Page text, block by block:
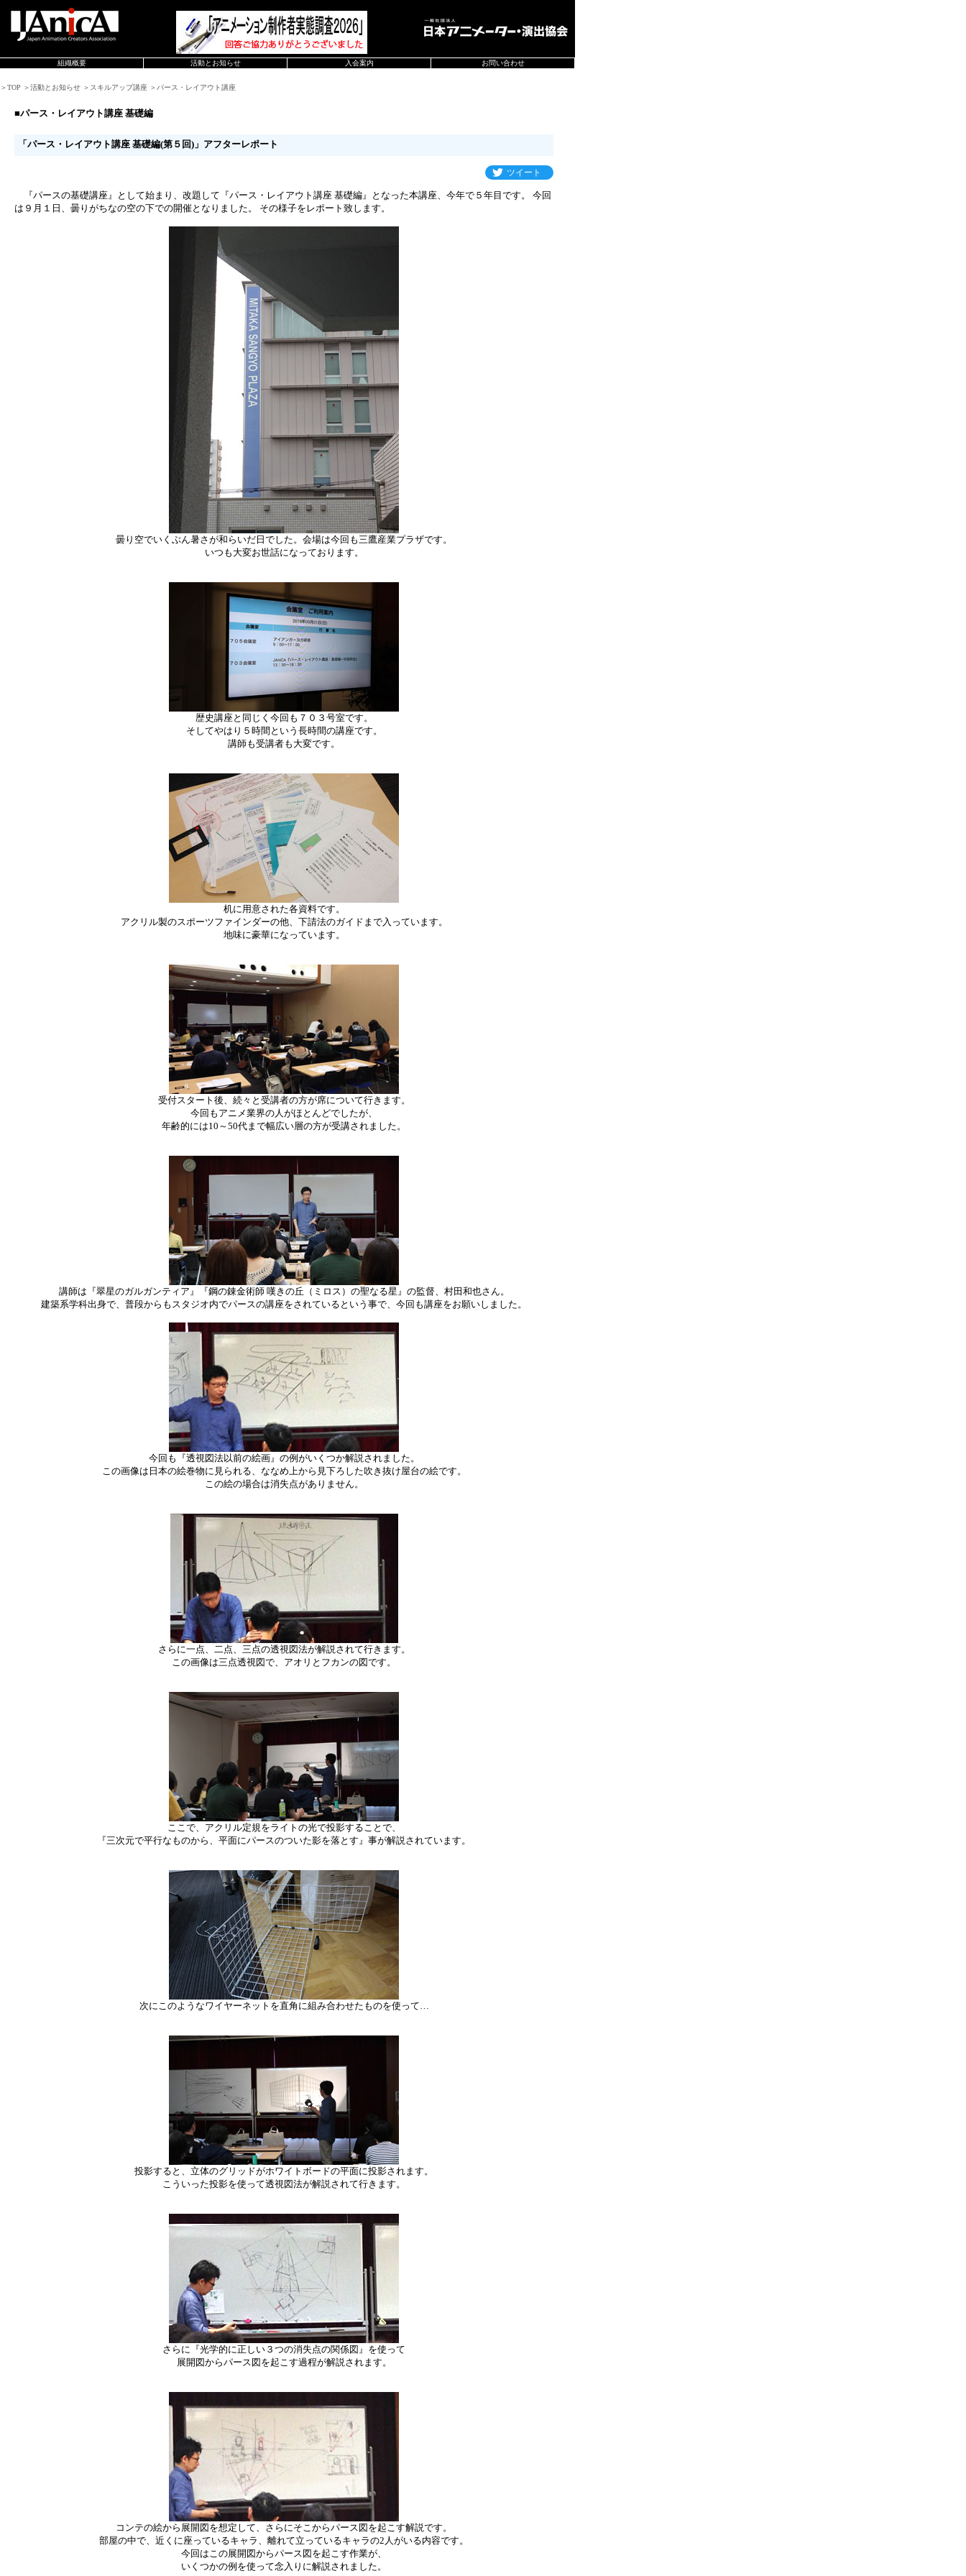
組織概要 活動とお知らせ 入会案内 お問い合わせ
＞TOP ＞活動とお知らせ ＞スキルアップ講座 ＞パース・レイアウト講座
■パース・レイアウト講座 基礎編
「パース・レイアウト講座 基礎編(第５回)」アフターレポート
ツイート
『パースの基礎講座』として始まり、改題して『パース・レイアウト講座 基礎編』となった本講座、今年で５年目です。 今回
は９月１日、曇りがちなの空の下での開催となりました。 その様子をレポート致します。
曇り空でいくぶん暑さが和らいだ日でした。会場は今回も三鷹産業プラザです。
いつも大変お世話になっております。
歴史講座と同じく今回も７０３号室です。
そしてやはり５時間という長時間の講座です。
講師も受講者も大変です。
机に用意された各資料です。
アクリル製のスポーツファインダーの他、下請法のガイドまで入っています。
地味に豪華になっています。
受付スタート後、続々と受講者の方が席について行きます。
今回もアニメ業界の人がほとんどでしたが、
年齢的には10～50代まで幅広い層の方が受講されました。
講師は『翠星のガルガンティア』『鋼の錬金術師 嘆きの丘（ミロス）の聖なる星』の監督、村田和也さん。
建築系学科出身で、普段からもスタジオ内でパースの講座をされているという事で、今回も講座をお願いしました。
今回も『透視図法以前の絵画』の例がいくつか解説されました。
この画像は日本の絵巻物に見られる、ななめ上から見下ろした吹き抜け屋台の絵です。
この絵の場合は消失点がありません。
さらに一点、二点、三点の透視図法が解説されて行きます。
この画像は三点透視図で、アオリとフカンの図です。
ここで、アクリル定規をライトの光で投影することで、
『三次元で平行なものから、平面にパースのついた影を落とす』事が解説されています。
次にこのようなワイヤーネットを直角に組み合わせたものを使って…
投影すると、立体のグリッドがホワイトボードの平面に投影されます。
こういった投影を使って透視図法が解説されて行きます。
さらに『光学的に正しい３つの消失点の関係図』を使って
展開図からパース図を起こす過程が解説されます。
コンテの絵から展開図を想定して、さらにそこからパース図を起こす解説です。
部屋の中で、近くに座っているキャラ、離れて立っているキャラの2人がいる内容です。
今回はこの展開図からパース図を起こす作業が、
いくつかの例を使って念入りに解説されました。